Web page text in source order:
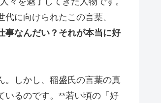
に向けられたこの言葉、
事なんだい？それが本当に好
。しかし、稲盛氏の言葉の真
いるのです。**若い頃の「好